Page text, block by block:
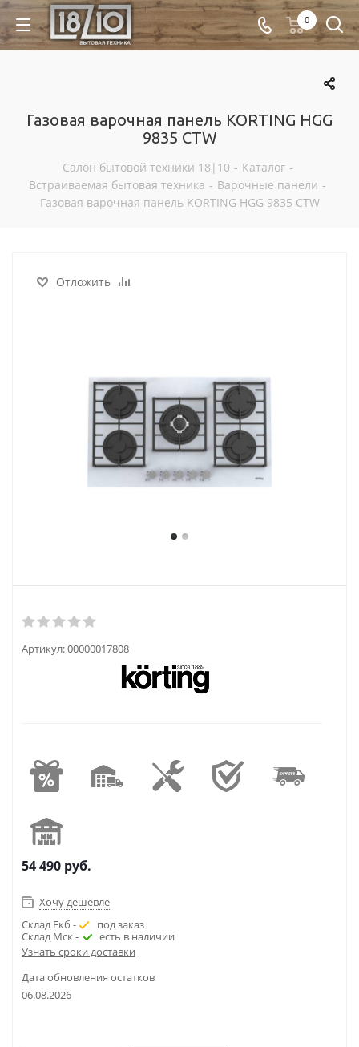
0
Газовая варочная панель KORTING HGG
9835 CTW
Салон бытовой техники 18|10 - Каталог -
Встраиваемая бытовая техника - Варочные панели -
Газовая варочная панель KORTING HGG 9835 CTW
Отложить
Артикул:00000017808
54 490 руб.
Хочу дешевле
Склад Екб -
под заказ
Склад Мск -
есть в наличии
Узнать сроки доставки
Дата обновления остатков
06.08.2026